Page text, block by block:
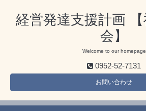
経営発達支援計画
会】
Welcome to our homepage
0952-52-7131
お問い合わせ